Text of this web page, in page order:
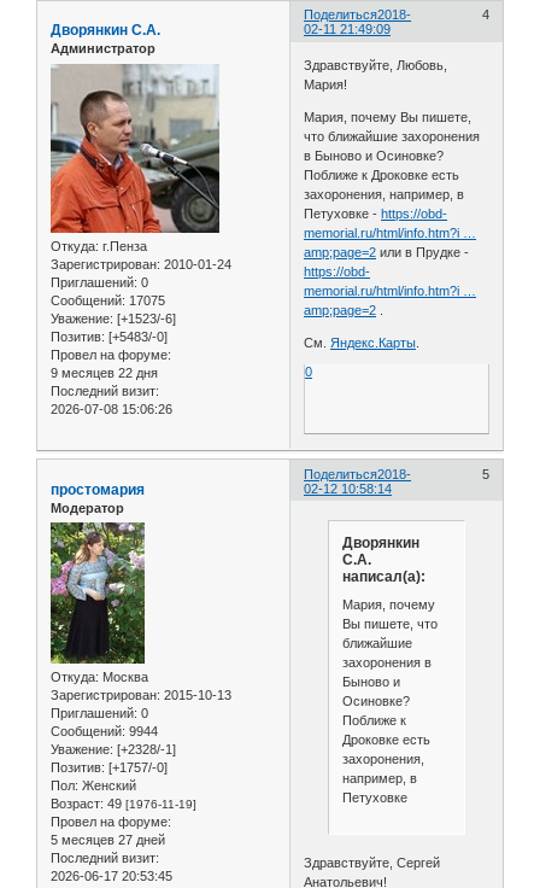
Поделиться 4
2018-
02-11 21:49:09
Дворянкин С.А.
Администратор
Откуда: г.Пенза
Зарегистрирован: 2010-01-24
Приглашений: 0
Сообщений: 17075
Уважение: [+1523/-6]
Позитив: [+5483/-0]
Провел на форуме:
9 месяцев 22 дня
Последний визит:
2026-07-08 15:06:26
Здравствуйте, Любовь,
Мария!
Мария, почему Вы пишете,
что ближайшие захоронения
в Быново и Осиновке?
Поближе к Дроковке есть
захоронения, например, в
Петуховке -https://obd-
memorial.ru/html/info.htm?i …
amp;page=2 или в Прудке -
https://obd-
memorial.ru/html/info.htm?i …
amp;page=2
См.Яндекс.Карты
0
Поделиться 5
2018-
02-12 10:58:14
простомария
Модератор
Откуда: Москва
Зарегистрирован: 2015-10-13
Приглашений: 0
Сообщений: 9944
Уважение: [+2328/-1]
Позитив: [+1757/-0]
Пол: Женский
Возраст: 49 [1976-11-19]
Провел на форуме:
5 месяцев 27 дней
Последний визит:
2026-06-17 20:53:45
Дворянкин
С.А.
написал(а):
Мария, почему
Вы пишете, что
ближайшие
захоронения в
Быново и
Осиновке?
Поближе к
Дроковке есть
захоронения,
например, в
Петуховке
Здравствуйте, Сергей
Анатольевич!